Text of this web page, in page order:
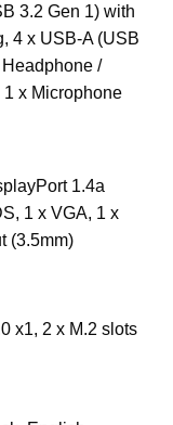
3.2 Gen 1) with
4 x USB-A (USB
/
1 x Microphone
1.4a
1 x VGA, 1 x
(3.5mm)
x1, 2 x M.2 slots